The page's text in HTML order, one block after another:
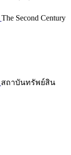
The Second Century
สถาบันทรัพย์สิน